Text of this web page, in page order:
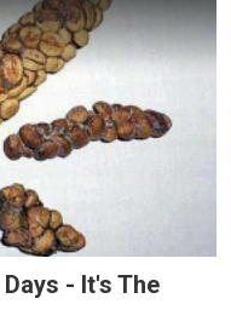
- It's The